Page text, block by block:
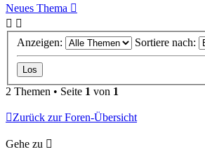
Neues Thema
Anzeigen: Sortiere nach:
2 Themen • Seite 1 von 1
Zurück zur Foren-Übersicht
Gehe zu